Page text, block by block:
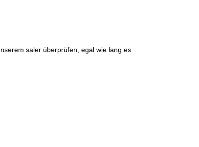
saler überprüfen, egal wie lang es